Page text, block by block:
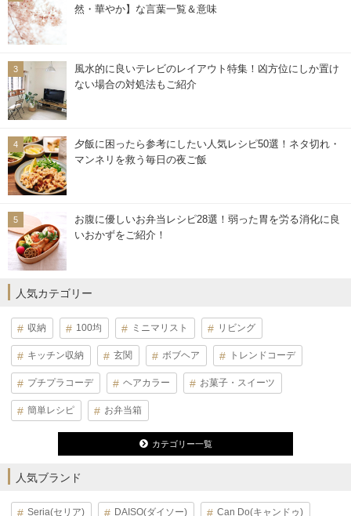
然・華やか】な言葉一覧＆意味
風水的に良いテレビのレイアウト特集！凶方位にしか置け
ない場合の対処法もご紹介
夕飯に困ったら参考にしたい人気レシピ50選！ネタ切れ・
マンネリを救う毎日の夜ご飯
お腹に優しいお弁当レシピ28選！弱った胃を労る消化に良
いおかずをご紹介！
人気カテゴリー
収納 100均 ミニマリスト リビング
キッチン収納 玄関 ボブヘア トレンドコーデ
プチプラコーデ ヘアカラー お菓子・スイーツ
簡単レシピ お弁当箱
カテゴリー一覧
人気ブランド
Seria(セリア) DAISO(ダイソー) Can Do(キャンドゥ)